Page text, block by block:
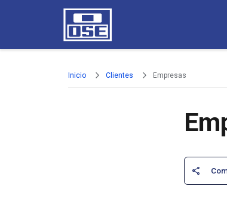
Pasar al contenido principal
Inicio Clientes Empresas